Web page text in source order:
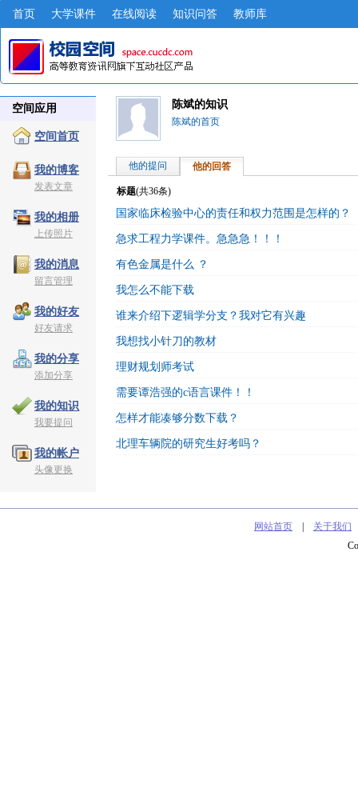
首页 大学课件 在线阅读 知识问答 教师库
空间应用
空间首页
我的博客
发表文章
我的相册
上传照片
我的消息
留言管理
我的好友
好友请求
我的分享
添加分享
我的知识
我要提问
我的帐户
头像更换
陈斌的知识
陈斌的首页
他的提问 他的回答
标题(共36条)
国家临床检验中心的责任和权力范围是怎样的？
急求工程力学课件。急急急！！！
有色金属是什么 ？
我怎么不能下载
谁来介绍下逻辑学分支？我对它有兴趣
我想找小针刀的教材
理财规划师考试
需要谭浩强的c语言课件！！
怎样才能凑够分数下载？
北理车辆院的研究生好考吗？
网站首页 关于我们